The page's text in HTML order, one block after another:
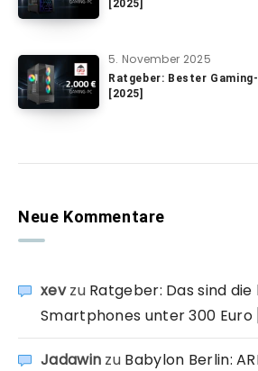
[2025]
5. November 2025
Ratgeber: Bester
[2025]
Neue Kommentare
xevzu Ratgeber: Das sind
Smartphones unter 300 Euro
Jadawin zu Babylon Berlin: